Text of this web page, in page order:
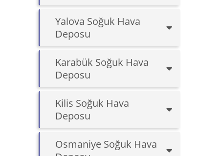
Yalova Soğuk Hava
Deposu
Karabük Soğuk Hava
Deposu
Kilis Soğuk Hava
Deposu
Osmaniye Soğuk Hava